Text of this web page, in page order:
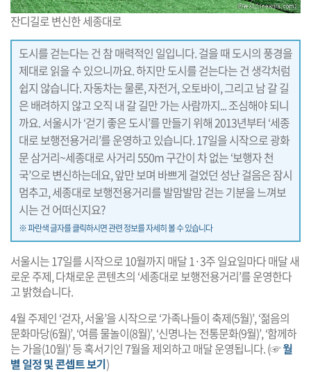
잔디길로 변신한 세종대로
도시를 걷는다는 건 참 매력적인 일입니다. 걸을 때 도시의 풍경을
제대로 읽을 수 있으니까요. 하지만 도시를 걷는다는 건 생각처럼
쉽지 않습니다. 자동차는 물론, 자전거, 오토바이, 그리고 남 갈 길
은 배려하지 않고 오직 내 갈 길만 가는 사람까지... 조심해야 되니
까요. 서울시가 ‘걷기 좋은 도시’를 만들기 위해 2013년부터 ‘세종
대로 보행전용거리’를 운영하고 있습니다. 17일을 시작으로 광화
문 삼거리~세종대로 사거리 550m 구간이 차 없는 ‘보행자 천
국’으로 변신하는데요, 앞만 보며 바쁘게 걸었던 성난 걸음은 잠시
멈추고, 세종대로 보행전용거리를 발맘발맘 걷는 기분을 느껴보
시는 건 어떠신지요?
※ 파란색 글자를 클릭하시면 관련 정보를 자세히 볼 수 있습니다
서울시는 17일를 시작으로 10월까지 매달 1·3주 일요일마다 매달 새
로운 주제, 다채로운 콘텐츠의 ‘세종대로 보행전용거리’를 운영한다
고 밝혔습니다.
4월 주제인 ‘걷자, 서울’을 시작으로 ‘가족나들이 축제(5월)’, ‘젊음의
문화마당(6월)’, ‘여름 물놀이(8월)’, ‘신명나는 전통문화(9월)’, ‘함께하
는 가을(10월)’ 등 혹서기인 7월을 제외하고 매달 운영됩니다. (☞월
별 일정 및 콘셉트 보기)